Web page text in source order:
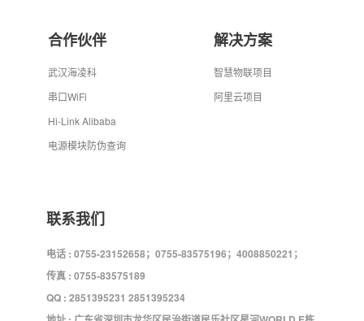
合作伙伴
武汉海凌科
串口WiFi
Hi-Link Alibaba
电源模块防伪查询
解决方案
智慧物联项目
阿里云项目
联系我们
电话 : 0755-23152658；0755-83575196；4008850221；
传真 : 0755-83575189
QQ : 2851395231 2851395234